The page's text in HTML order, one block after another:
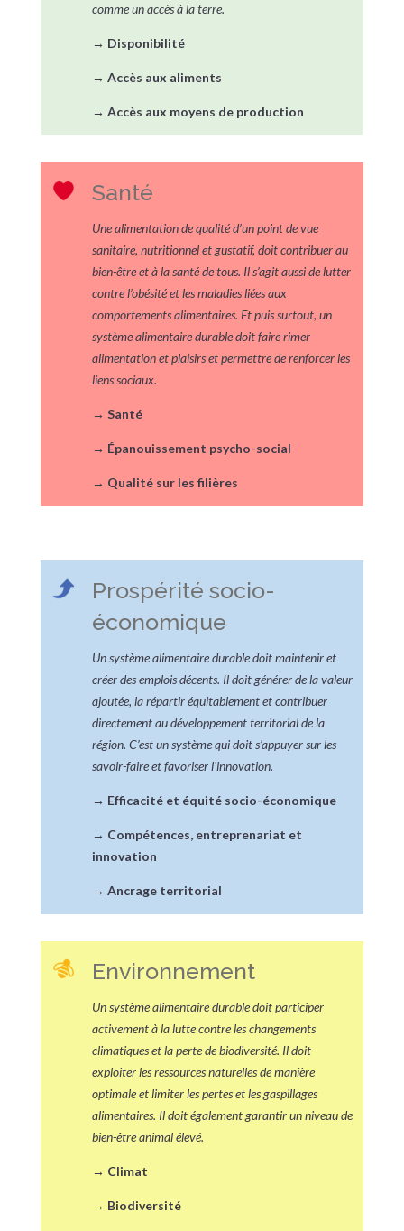
comme un accès à la terre.
→ Disponibilité
→ Accès aux aliments
→ Accès aux moyens de production
Santé
Une alimentation de qualité d’un point de vue
sanitaire, nutritionnel et gustatif, doit contribuer au
bien-être et à la santé de tous. Il s’agit aussi de lutter
contre l’obésité et les maladies liées aux
comportements alimentaires. Et puis surtout, un
système alimentaire durable doit faire rimer
alimentation et plaisirs et permettre de renforcer les
liens sociaux.
→ Santé
→ Épanouissement psycho-social
→ Qualité sur les filières
Prospérité socio-
économique
Un système alimentaire durable doit maintenir et
créer des emplois décents. Il doit générer de la valeur
ajoutée, la répartir équitablement et contribuer
directement au développement territorial de la
région. C’est un système qui doit s’appuyer sur les
savoir-faire et favoriser l’innovation.
→ Efficacité et équité socio-économique
→ Compétences, entreprenariat et
innovation
→ Ancrage territorial
Environnement
Un système alimentaire durable doit participer
activement à la lutte contre les changements
climatiques et la perte de biodiversité. Il doit
exploiter les ressources naturelles de manière
optimale et limiter les pertes et les gaspillages
alimentaires. Il doit également garantir un niveau de
bien-être animal élevé.
→ Climat
→ Biodiversité